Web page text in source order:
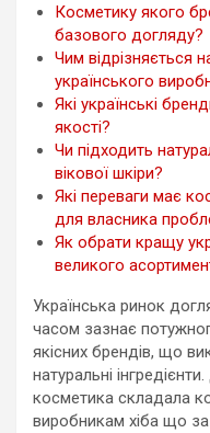
Косметику якого
базового догляду?
Чим відрізняється
українського
Які українські
якості?
Чи підходить
вікової шкіри?
Які переваги має
для власника
Як обрати кращу
великого
Українська ринок
часом зазнає
якісних брендів, що
натуральні
косметика складала
виробникам хіба що за